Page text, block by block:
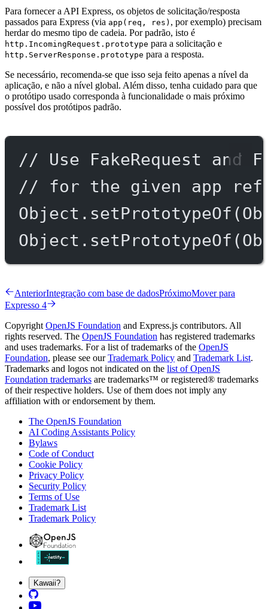
Para fornecer a API Express, os objetos de solicitação/resposta
passados para Express (via app(req, res) , por exemplo) precisam
herdar do mesmo tipo de cadeia. Por padrão, isto é
http.IncomingRequest.prototype para a solicitação e
http.ServerResponse.prototype para a resposta.
Se necessário, recomenda-se que isso seja feito apenas a nível da
aplicação, e não a nível global. Além disso, tenha cuidado para que
o protótipo usado corresponda à funcionalidade o mais próximo
possível dos protótipos padrão.
// Use FakeRequest and
// for the given app
Object. setPrototypeOf
Object. setPrototypeOf
AnteriorIntegração com base de dadosPróximoMover para
Expresso 4
Copyright OpenJS Foundation and Express.js contributors. All
rights reserved. The OpenJS Foundation has registered trademarks
and uses trademarks. For a list of trademarks of the OpenJS
Foundation, please see ourTrademark Policy and Trademark List.
Trademarks and logos not indicated on the list of OpenJS
Foundation trademarks are trademarks™ or registered® trademarks
of their respective holders. Use of them does not imply any
affiliation with or endorsement by them.
The OpenJS Foundation
AI Coding Assistants Policy
Bylaws
Code of Conduct
Cookie Policy
Privacy Policy
Security Policy
Terms of Use
Trademark List
Trademark Policy
Kawaii?